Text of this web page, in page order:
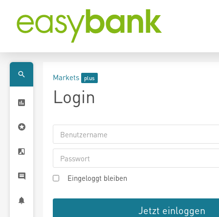
Markets
Login
Eingeloggt bleiben
Jetzt einloggen